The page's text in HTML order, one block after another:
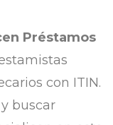
Préstamos
con ITIN.
buscar